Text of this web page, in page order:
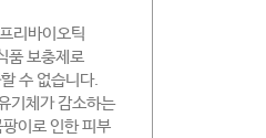
리바이오틱
품 보충제로
수 없습니다.
기체가 감소하는
이로 인한 피부